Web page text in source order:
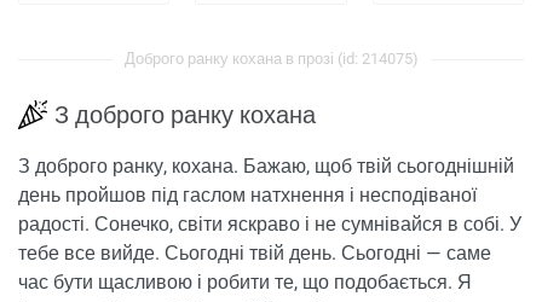
Доброго ранку кохана в прозі (id: 214075)
З доброго ранку кохана
З доброго ранку, кохана. Бажаю, щоб твій сьогоднішній
день пройшов під гаслом натхнення і несподіваної
радості. Сонечко, світи яскраво і не сумнівайся в собі. У
тебе все вийде. Сьогодні твій день. Сьогодні — саме
час бути щасливою і робити те, що подобається. Я